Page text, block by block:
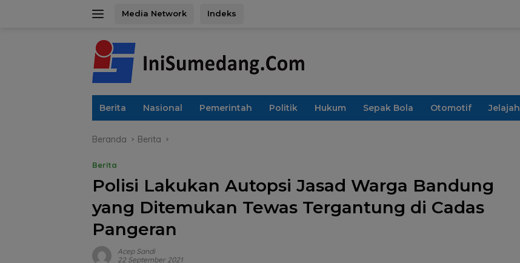
Media Network Indeks
Berita Nasional Pemerintah Politik Hukum Sepak Bola Otomotif Jelajah
Beranda Berita
Berita
Polisi Lakukan Autopsi Jasad Warga Bandung
yang Ditemukan Tewas Tergantung di Cadas
Pangeran
Acep Sandi
22 September 2021